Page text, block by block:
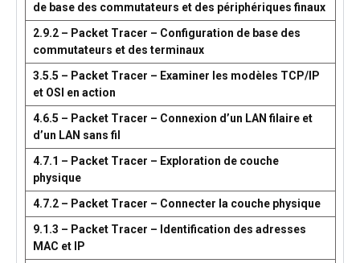
de base des commutateurs et des périphériques finaux
2.9.2 – Packet Tracer – Configuration de base des
commutateurs et des terminaux
3.5.5 – Packet Tracer – Examiner les modèles TCP/IP
et OSI en action
4.6.5 – Packet Tracer – Connexion d’un LAN filaire et
d’un LAN sans fil
4.7.1 – Packet Tracer – Exploration de couche
physique
4.7.2 – Packet Tracer – Connecter la couche physique
9.1.3 – Packet Tracer – Identification des adresses
MAC et IP